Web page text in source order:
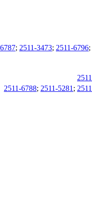
; 2511-3473; 2511-6796;
2511-6788; 2511-5281 ;